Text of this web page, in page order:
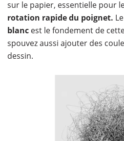
sur le papier, essentielle pour
rotation rapide du poignet. Le
blanc est le fondement de
spouvez aussi ajouter des
dessin.